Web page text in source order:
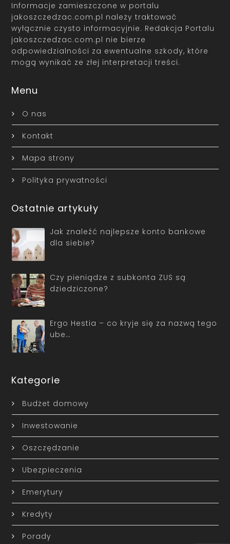
Informacje zamieszczone w portalu
jakoszczedzac.com.pl należy traktować
wyłącznie czysto informacyjnie. Redakcja Portalu
jakoszczedzac.com.pl nie bierze
odpowiedzialności za ewentualne szkody, które
mogą wynikać ze złej interpretacji treści.
Menu
O nas
Kontakt
Mapa strony
Polityka prywatności
Ostatnie artykuły
Jak znaleźć najlepsze konto bankowe
dla siebie?
Czy pieniądze z subkonta ZUS są
dziedziczone?
Ergo Hestia – co kryje się za nazwą tego
ube…
Kategorie
Budżet domowy
Inwestowanie
Oszczędzanie
Ubezpieczenia
Emerytury
Kredyty
Porady